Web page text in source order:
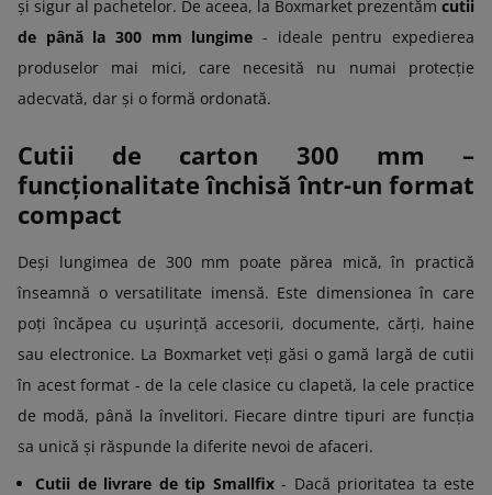
și sigur al pachetelor. De aceea, la Boxmarket prezentăm cutii
de până la 300 mm lungime - ideale pentru expedierea
produselor mai mici, care necesită nu numai protecție
adecvată, dar și o formă ordonată.
Cutii de carton 300 mm –
funcționalitate închisă într-un format
compact
Deși lungimea de 300 mm poate părea mică, în practică
înseamnă o versatilitate imensă. Este dimensionea în care
poți încăpea cu ușurință accesorii, documente, cărți, haine
sau electronice. La Boxmarket veți găsi o gamă largă de cutii
în acest format - de la cele clasice cu clapetă, la cele practice
de modă, până la învelitori. Fiecare dintre tipuri are funcția
sa unică și răspunde la diferite nevoi de afaceri.
Cutii de livrare de tip Smallfix- Dacă prioritatea ta este